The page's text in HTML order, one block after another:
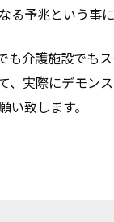
予兆という事に
介護施設でも
実際にデモン
致します。